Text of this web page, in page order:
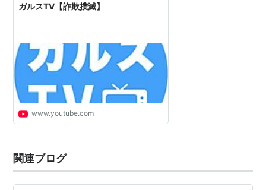
ガルスTV【詐欺撲滅】
www.youtube.com
関連ブログ